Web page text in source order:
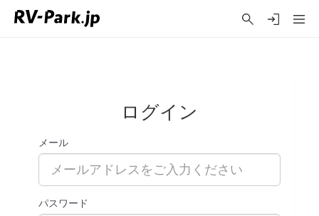
ログイン
メール
パスワード